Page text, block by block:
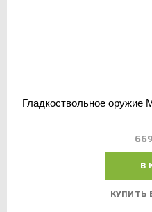
Гладкоствольное
В
КУПИТЬ